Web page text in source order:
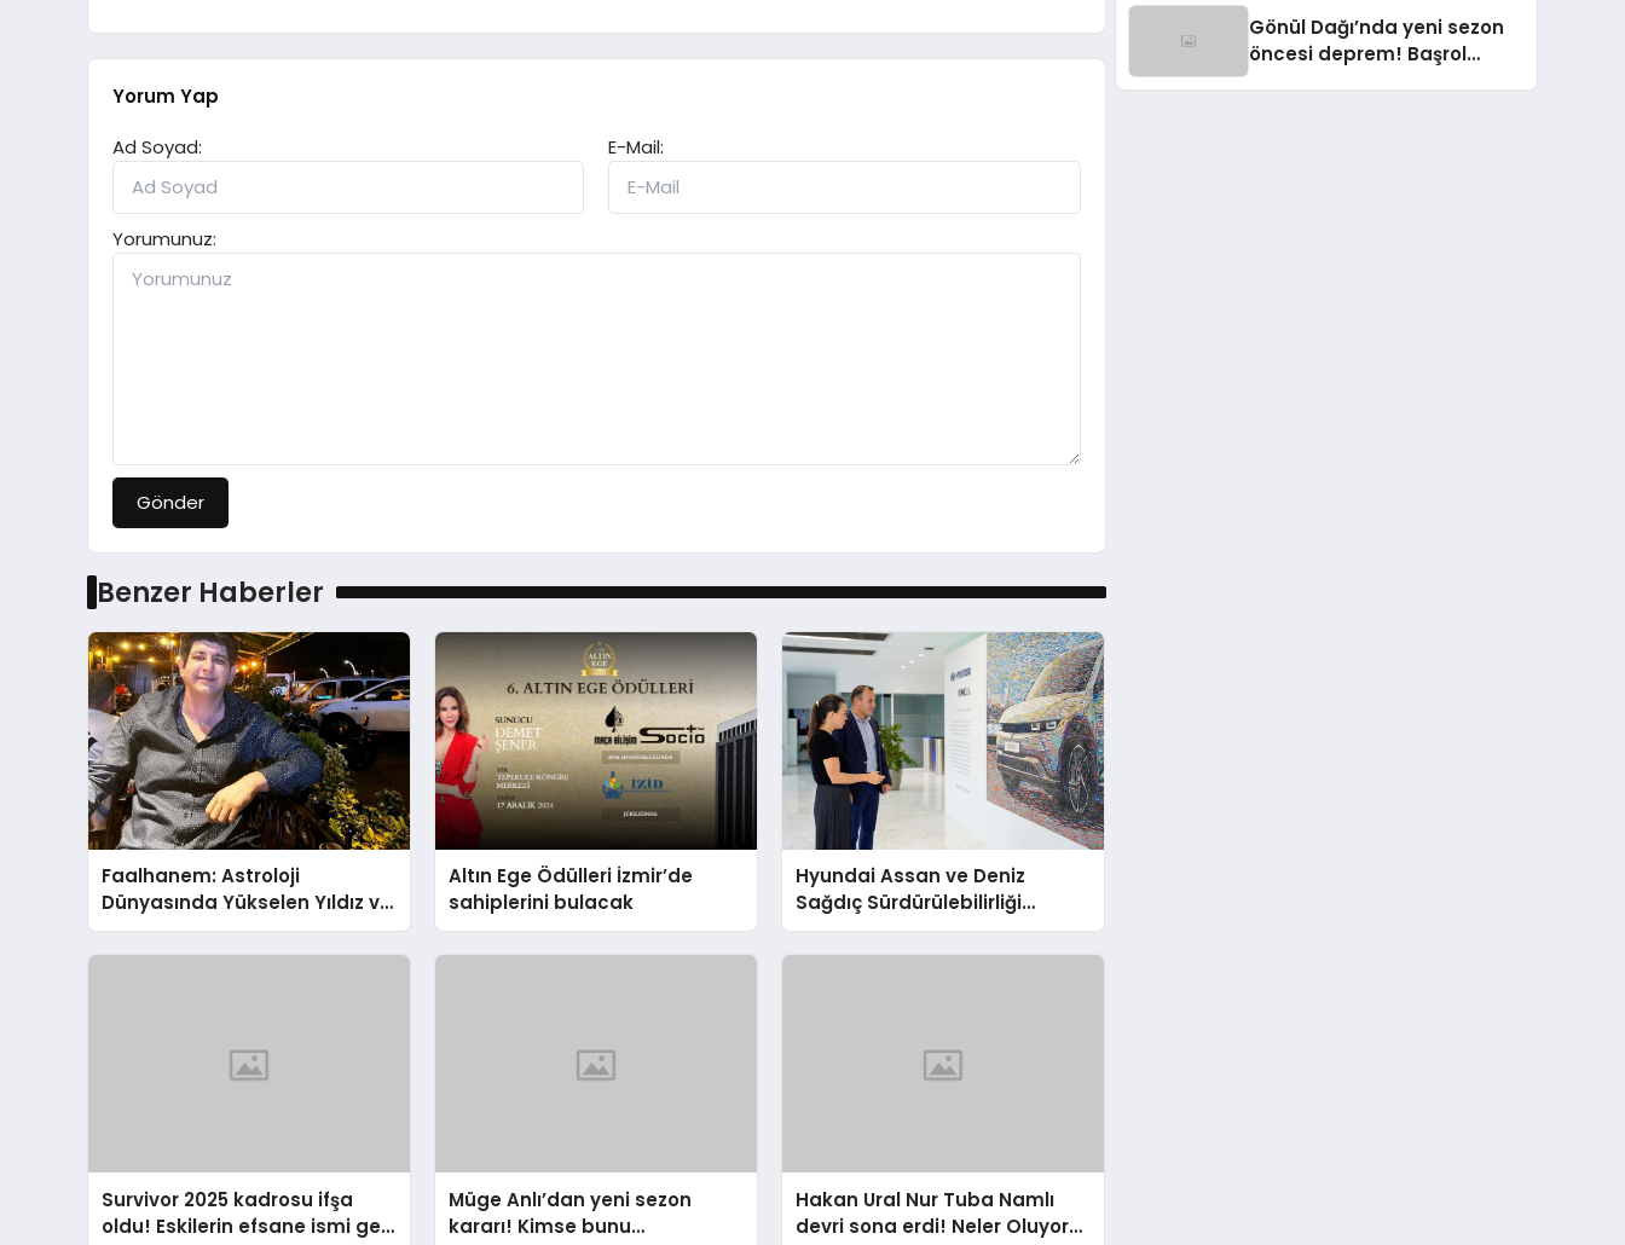
Yorum Yap
Ad Soyad:
E-Mail:
Yorumunuz:
Gönder
Benzer Haberler
Faalhanem: Astroloji
Dünyasında Yükselen Yıldız ve
Gizemli İlişkiler
Altın Ege Ödülleri İzmir’de
sahiplerini bulacak
Hyundai Assan ve Deniz
Sağdıç Sürdürülebilirliği
Sanata Dönüştürüyor.
Survivor 2025 kadrosu ifşa
oldu! Eskilerin efsane ismi geri
Müge Anlı’dan yeni sezon
kararı! Kimse bunu
Hakan Ural Nur Tuba Namlı
devri sona erdi! Neler Oluyor
Gönül Dağı’nda yeni sezon
öncesi deprem! Başrol